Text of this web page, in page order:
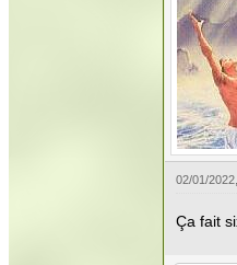
02/01/
Ça fait